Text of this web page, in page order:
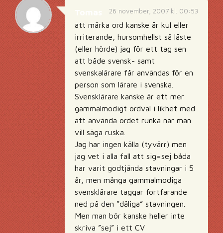
26 november, 2007 kl. 00:53
att märka ord kanske är kul eller
irriterande, hursomhellst så läste
(eller hörde) jag för ett tag sen
att både svensk- samt
svenskalärare får användas för en
person som lärare i svenska.
Svensklärare kanske är ett mer
gammalmodigt ordval i likhet med
att använda ordet runka när man
vill säga ruska.
Jag har ingen källa (tyvärr) men
jag vet i alla fall att sig=sej båda
har varit godtjända stavningar i 5
år, men många gammalmodiga
svensklärare taggar fortfarande
ned på den ”dåliga” stavningen.
Men man bör kanske heller inte
skriva ”sej” i ett CV